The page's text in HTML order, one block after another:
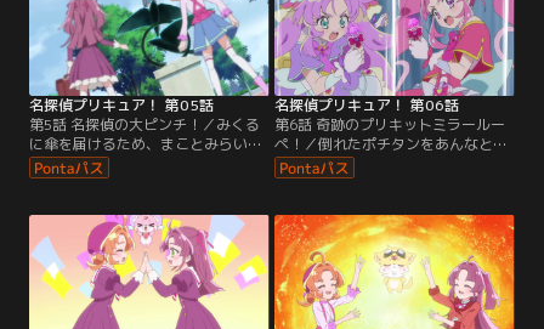
名探偵プリキュア！ 第05話
第5話 名探偵の大ピンチ！／みくる
に傘を届けるため、まことみらい学
園にやってきたあんなは、そこで困
っている様子の真理子に出会い、
みくるも、高等部の幽霊さわぎを解
決してほしい、と理事長に依頼され
る。
名探偵プリキュア！ 第06話
第6話 奇跡のプリキットミラールー
ペ！／倒れたポチタンをあんなとジ
ェット先輩にまかせ、マコトジュエ
ルを取り返そうと駆け出していくみ
プリキットを手渡せなかった理由を
ジェット先輩に打ち明ける。